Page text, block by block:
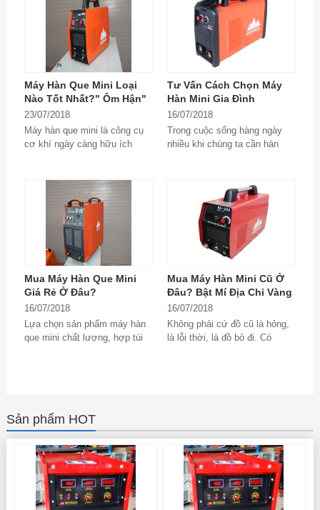
Máy Hàn Que Mini Loại
Nào Tốt Nhất?" Ôm Hận"
Vì Không Biết Điều Này
Sớm Hơn
23/07/2018
Máy hàn que mini là công cụ
cơ khí ngày càng hữu ích
Tư Vấn Cách Chọn Máy
Hàn Mini Gia Đình
16/07/2018
Trong cuộc sống hàng ngày
nhiều khi chúng ta cần hàn
Mua Máy Hàn Que Mini
Giá Rẻ Ở Đâu?
16/07/2018
Lựa chọn sản phẩm máy hàn
que mini chất lượng, hợp túi
Mua Máy Hàn Mini Cũ Ở
Đâu? Bật Mí Địa Chỉ Vàng
16/07/2018
Không phải cứ đồ cũ là hỏng,
là lỗi thời, là đồ bỏ đi. Có
Sản phẩm HOT